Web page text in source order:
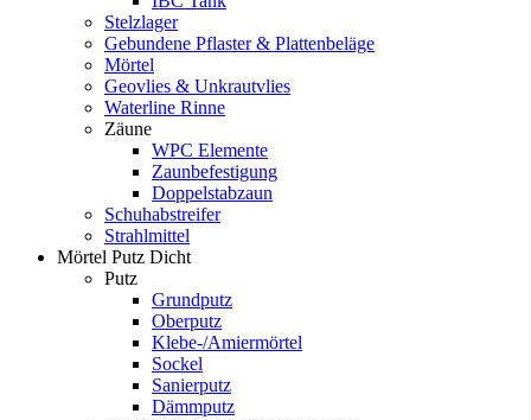
Stelzlager
Gebundene Pflaster & Plattenbeläge
Mörtel
Geovlies & Unkrautvlies
Waterline Rinne
Zäune
WPC Elemente
Zaunbefestigung
Doppelstabzaun
Schuhabstreifer
Strahlmittel
Mörtel Putz Dicht
Putz
Grundputz
Oberputz
Klebe-/Amiermörtel
Sockel
Sanierputz
Dämmputz